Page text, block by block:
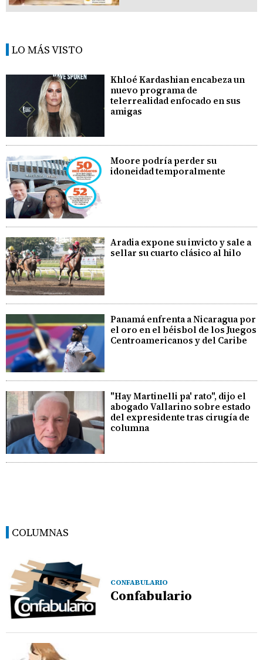
LO MÁS VISTO
Khloé Kardashian encabeza un
nuevo programa de
telerrealidad enfocado en sus
amigas
Moore podría perder su
idoneidad temporalmente
Aradia expone su invicto y sale a
sellar su cuarto clásico al hilo
Panamá enfrenta a Nicaragua por
el oro en el béisbol de los Juegos
Centroamericanos y del Caribe
"Hay Martinelli pa' rato", dijo el
abogado Vallarino sobre estado
del expresidente tras cirugía de
columna
COLUMNAS
CONFABULARIO
Confabulario